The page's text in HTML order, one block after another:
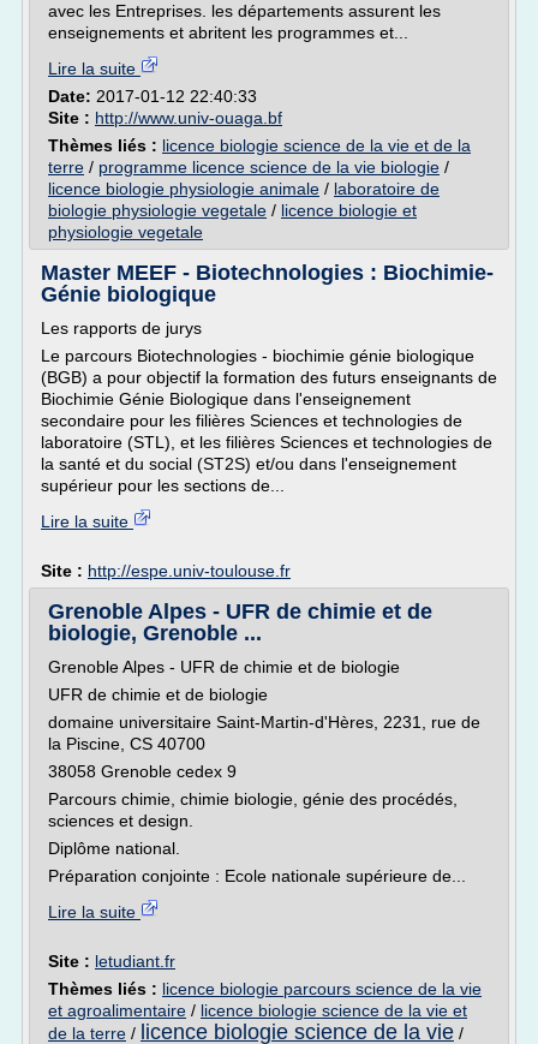
avec les Entreprises. les départements assurent les
enseignements et abritent les programmes et...
Lire la suite
Date: 2017-01-12 22:40:33
Site : http://www.univ-ouaga.bf
Thèmes liés : licence biologie science de la vie et de la
terre / programme licence science de la vie biologie /
licence biologie physiologie animale / laboratoire de
biologie physiologie vegetale / licence biologie et
physiologie vegetale
Master MEEF - Biotechnologies : Biochimie-
Génie biologique
Les rapports de jurys
Le parcours Biotechnologies - biochimie génie biologique
(BGB) a pour objectif la formation des futurs enseignants de
Biochimie Génie Biologique dans l'enseignement
secondaire pour les filières Sciences et technologies de
laboratoire (STL), et les filières Sciences et technologies de
la santé et du social (ST2S) et/ou dans l'enseignement
supérieur pour les sections de...
Lire la suite
Site : http://espe.univ-toulouse.fr
Grenoble Alpes - UFR de chimie et de
biologie, Grenoble ...
Grenoble Alpes - UFR de chimie et de biologie
UFR de chimie et de biologie
domaine universitaire Saint-Martin-d'Hères, 2231, rue de
la Piscine, CS 40700
38058 Grenoble cedex 9
Parcours chimie, chimie biologie, génie des procédés,
sciences et design.
Diplôme national.
Préparation conjointe : Ecole nationale supérieure de...
Lire la suite
Site : letudiant.fr
Thèmes liés : licence biologie parcours science de la vie
et agroalimentaire / licence biologie science de la vie et
de la terre / licence biologie science de la vie /